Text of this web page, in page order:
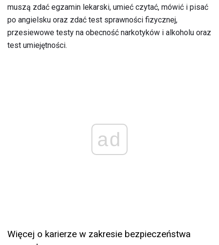
muszą zdać egzamin lekarski, umieć czytać, mówić i pisać
po angielsku oraz zdać test sprawności fizycznej,
przesiewowe testy na obecność narkotyków i alkoholu oraz
test umiejętności.
ad
Więcej o karierze w zakresie bezpieczeństwa